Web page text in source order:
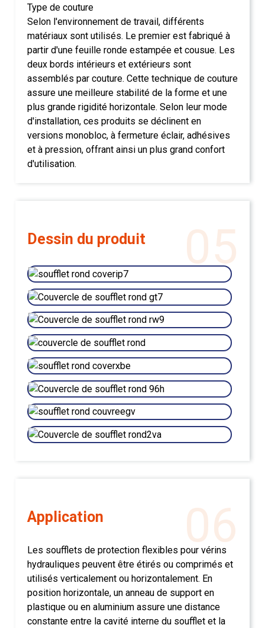
Type de couture
Selon l'environnement de travail, différents
matériaux sont utilisés. Le premier est fabriqué à
partir d'une feuille ronde estampée et cousue. Les
deux bords intérieurs et extérieurs sont
assemblés par couture. Cette technique de couture
assure une meilleure stabilité de la forme et une
plus grande rigidité horizontale. Selon leur mode
d'installation, ces produits se déclinent en
versions monobloc, à fermeture éclair, adhésives
et à pression, offrant ainsi un plus grand confort
d'utilisation.
05
Dessin du produit
06
Application
Les soufflets de protection flexibles pour vérins
hydrauliques peuvent être étirés ou comprimés et
utilisés verticalement ou horizontalement. En
position horizontale, un anneau de support en
plastique ou en aluminium assure une distance
constante entre la cavité interne du soufflet et la